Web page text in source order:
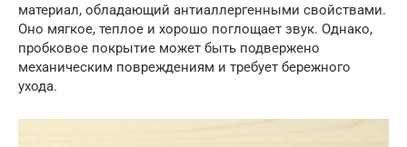
материал, обладающий антиаллергенными свойствами.
Оно мягкое, теплое и хорошо поглощает звук. Однако,
пробковое покрытие может быть подвержено
механическим повреждениям и требует бережного
ухода.